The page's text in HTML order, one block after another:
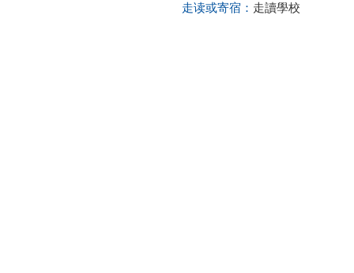
走读或寄宿： 走讀學校